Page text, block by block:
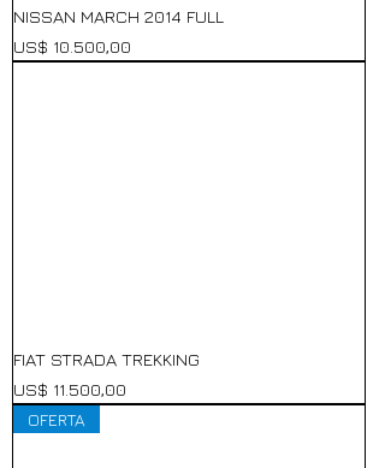
NISSAN MARCH 2014 FULL
Precio
US$ 10.500,00
FIAT STRADA TREKKING
Precio
US$ 11.500,00
OFERTA